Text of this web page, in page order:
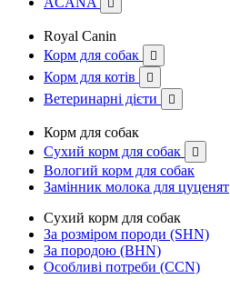

Royal Canin
Корм для собак

Корм для котів 
Ветеринарні дієти 
Корм для собак
Сухий корм для собак

Вологий корм для собак
Замінник молока для цуценят
Сухий корм для собак
За розміром породи (SHN)
За породою (BHN)
Особливі потреби (CCN)